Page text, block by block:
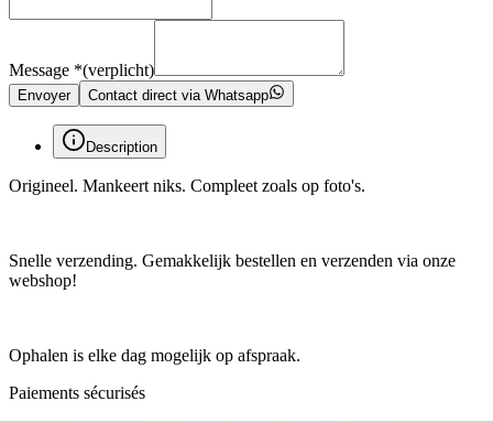
Message *(verplicht)
Envoyer Contact direct via Whatsapp
Description
Origineel. Mankeert niks. Compleet zoals op foto's.
Snelle verzending. Gemakkelijk bestellen en verzenden via onze
webshop!
Ophalen is elke dag mogelijk op afspraak.
Paiements sécurisés